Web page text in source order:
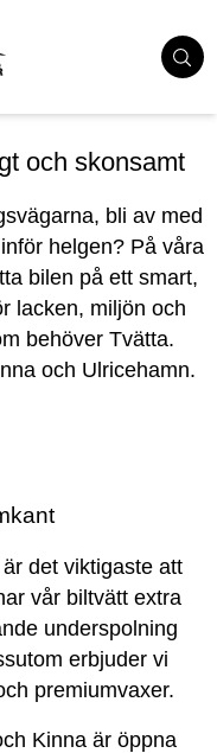
och skonsamt
bli av med
helgen? På våra
bilen på ett smart,
lacken, miljön och
behöver Tvätta.
och Ulricehamn.
det viktigaste att
vår biltvätt extra
underspolning
erbjuder vi
premiumvaxer.
Kinna är öppna